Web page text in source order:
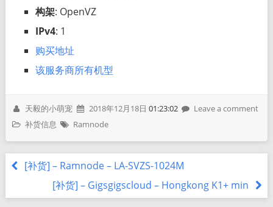
构架: OpenVZ
IPv4: 1
购买地址
该服务商所有机型
天毅的小萌宠 2018年12月18日 01:23:02
Leave a comment
补货信息
Ramnode
[补货] – Ramnode – LA-SVZS-1024M
[补货] – Gigsgigscloud – Hongkong K1+ min